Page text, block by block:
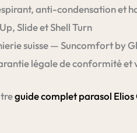
anti-condensation et
Slide et Shell Turn
suisse — Suncomfort by
légale de conformité et
guide complet parasol Elios